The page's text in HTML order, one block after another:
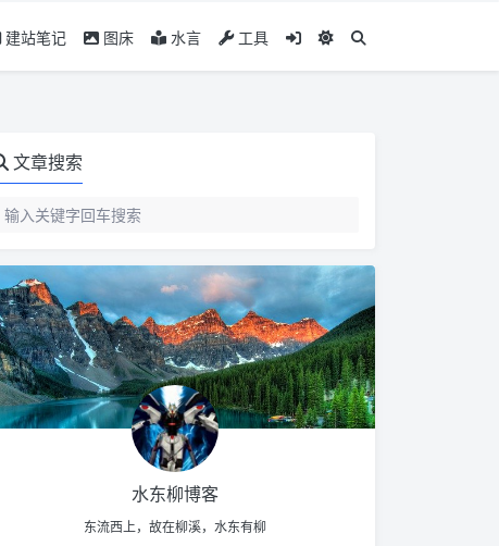
建站笔记 图床 水言 工具
文章搜索
水东柳博客
东流西上，故在柳溪，水东有柳